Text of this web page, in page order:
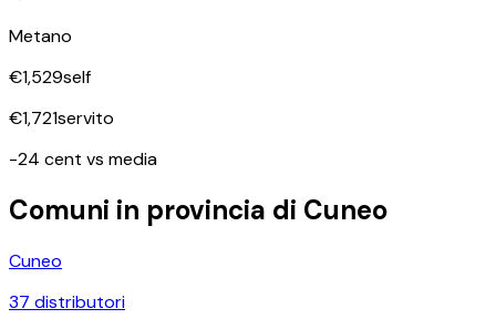
Metano
€1,529self
€1,721servito
-24 cent vs media
Comuni in provincia di Cuneo
Cuneo
37 distributori